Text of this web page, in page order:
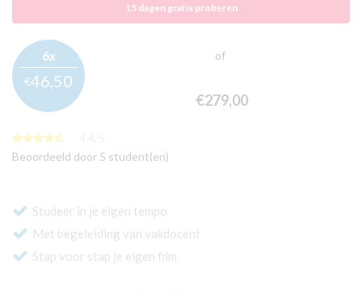
15 dagen gratis proberen
6x
€46, 50
of
€279,00
4.4
Beoordeeld door 5 student(en)
Studeer in je eigen tempo
Met begeleiding van vakdocent
Stap voor stap je eigen film